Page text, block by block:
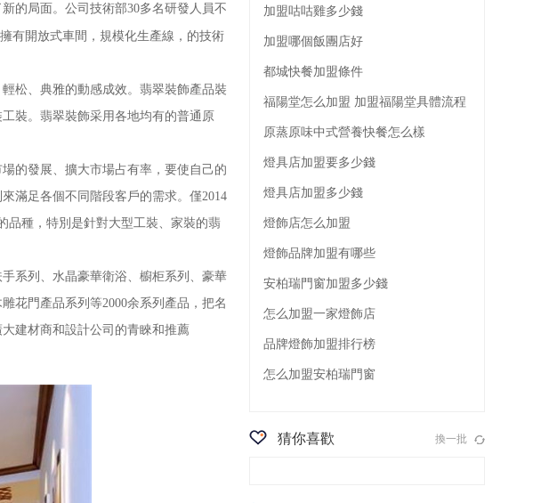
的局面。公司技術部30多名研發人員不
有開放式車間，規模化生產線，的技術
松、典雅的動感成效。翡翠裝飾產品裝
裝。翡翠裝飾采用各地均有的普通原
的發展、擴大市場占有率，要使自己的
滿足各個不同階段客戶的需求。僅2014
品種，特別是針對大型工裝、家裝的翡
系列、水晶豪華衛浴、櫥柜系列、豪華
花門產品系列等2000余系列產品，把名
建材商和設計公司的青睞和推薦
加盟咕咕雞多少錢
加盟哪個飯團店好
都城快餐加盟條件
福陽堂怎么加盟 加盟福陽堂具體流程
原蒸原味中式營養快餐怎么樣
燈具店加盟要多少錢
燈具店加盟多少錢
燈飾店怎么加盟
燈飾品牌加盟有哪些
安柏瑞門窗加盟多少錢
怎么加盟一家燈飾店
品牌燈飾加盟排行榜
怎么加盟安柏瑞門窗
猜你喜歡 換一批